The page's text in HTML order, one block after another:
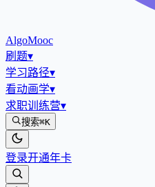
AlgoMooc
刷题▾
学习路径▾
看动画学▾
求职训练营▾
搜索⌘K
登录开通年卡